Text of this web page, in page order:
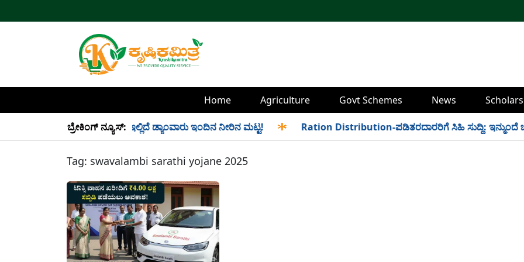
Home Agriculture Govt Schemes News
ಬ್ರೇಕಿಂಗ್ ನ್ಯೂಸ್:
34 TMC ನೀರು ಸಂಗ್ರಹ! ಇಲ್ಲಿದೆ ಡ್ಯಾಂವಾರು ಇಂದಿನ ನೀರಿನ ಮಟ್ಟ! Ration Distribution-ಪಡಿತರದಾರರಿಗೆ ಸಿಹಿ ಸುದ್ದಿ: ಇನ್ಮುಂದೆ
Tag: swavalambi sarathi yojane 2025